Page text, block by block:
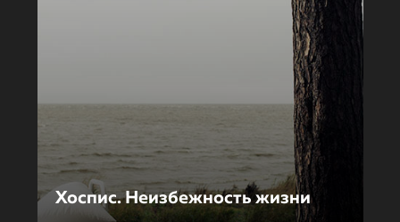
Хоспис. Неизбежность жизни